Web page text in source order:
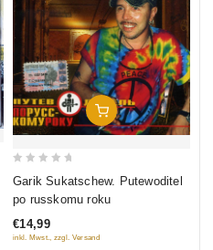
In Den Warenkorb
5
Garik Sukatschew. Putewoditel
po russkomu roku
€14,99
inkl. Mwst., zzgl. Versand